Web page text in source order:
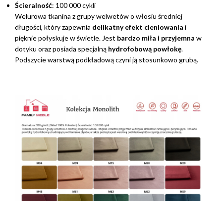
Ścieralność: 100 000 cykli
Welurowa tkanina z grupy welwetów o włosiu średniej
długości, który zapewnia delikatny efekt cieniowania i
pięknie połyskuje w świetle. Jest bardzo miła i przyjemna w
dotyku oraz posiada specjalną hydrofobową powłokę.
Podszycie warstwą podkładową czyni ją stosunkowo grubą.